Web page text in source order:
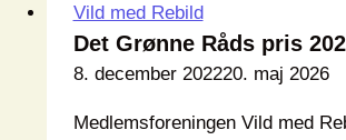
Vild med Rebild
Det Grønne Råds pris
8. december 202220. maj 2026
Medlemsforeningen Vild med